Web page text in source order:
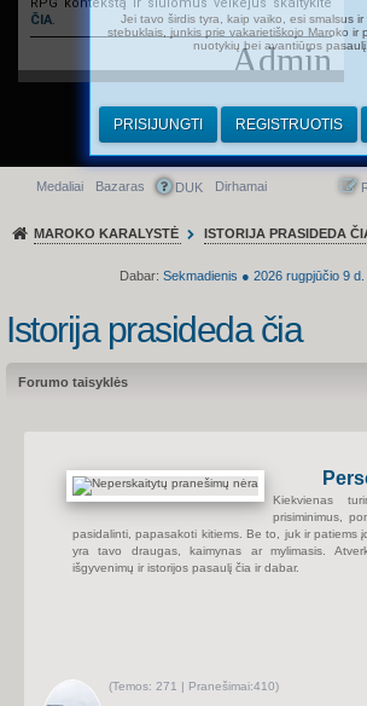
ČIA.
Admin
Greitasis meniu
Medaliai Bazaras DUK Dirhamai
MAROKO KARALYSTĖ ISTORIJA PRASIDEDA
Dabar: Sekmadienis ● 2026 rugpjūčio 9 d.
Jei tavo širdis tyra, kaip vaiko, esi smalsus ir
stebuklais, junkis prie vakarietiškojo Maroko ir
nuotykių bei avantiūros pasaulį!
PRISIJUNGTI REGISTRUOTIS
Istorija prasideda čia
Forumo taisyklės
Kiekvienas
prisiminimus,
pasidalinti, papasakoti kitiems. Be to, juk ir patiems
yra tavo draugas, kaimynas ar mylimasis.
išgyvenimų ir istorijos pasaulį čia ir dabar.
(Temos: 271 | Pranešimai:410)